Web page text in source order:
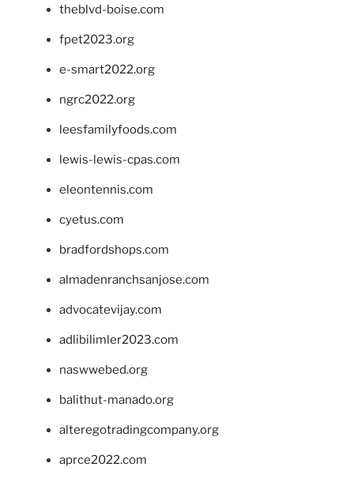
theblvd-boise.com
fpet2023.org
e-smart2022.org
ngrc2022.org
leesfamilyfoods.com
lewis-lewis-cpas.com
eleontennis.com
cyetus.com
bradfordshops.com
almadenranchsanjose.com
advocatevijay.com
adlibilimler2023.com
naswwebed.org
balithut-manado.org
alteregotradingcompany.org
aprce2022.com